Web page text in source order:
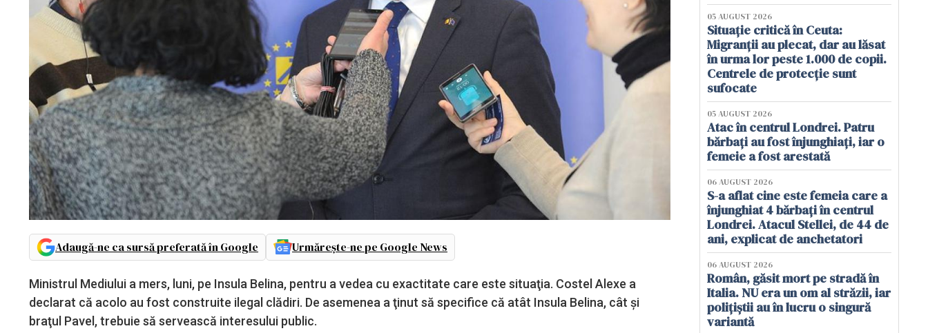
Adaugă-ne ca sursă preferată în Google Urmărește-ne pe Google News
Ministrul Mediului a mers, luni, pe Insula Belina, pentru a vedea cu exactitate care este situaţia. Costel Alexe a
declarat că acolo au fost construite ilegal clădiri. De asemenea a ţinut să specifice că atât Insula Belina, cât şi
braţul Pavel, trebuie să servească interesului public.
05 AUGUST 2026
Situație critică în Ceuta:
Migranții au plecat, dar au lăsat
în urma lor peste 1.000 de copii.
Centrele de protecție sunt
sufocate
05 AUGUST 2026
Atac în centrul Londrei. Patru
bărbați au fost înjunghiați, iar o
femeie a fost arestată
06 AUGUST 2026
S-a aflat cine este femeia care a
înjunghiat 4 bărbați în centrul
Londrei. Atacul Stellei, de 44 de
ani, explicat de anchetatori
06 AUGUST 2026
Român, găsit mort pe stradă în
Italia. NU era un om al străzii, iar
polițiștii au în lucru o singură
variantă